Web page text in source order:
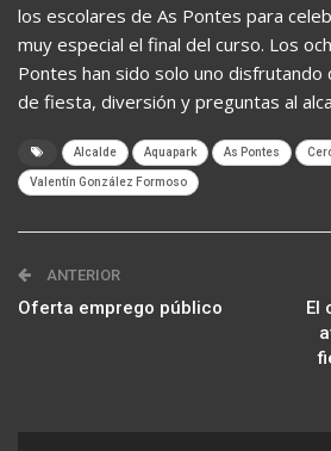
los escolares de As Pontes para
muy especial el final del curso. Los
Pontes han sido solo uno disfrutando
de fiesta, diversión y preguntas al
Alcalde Aquapark As Pontes
Valentín González Formoso
ANTERIOR
Oferta emprego público
El